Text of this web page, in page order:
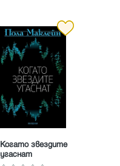
Когато звездите
угаснат